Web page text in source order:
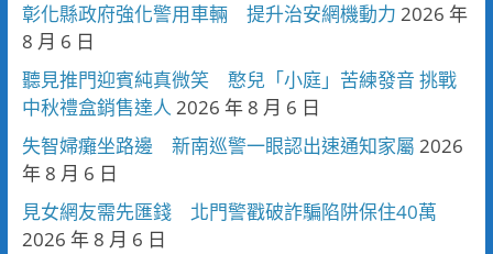
彰化縣政府強化警用車輛 提升治安網機動力 2026 年
8 月 6 日
聽見推門迎賓純真微笑 憨兒「小庭」苦練發音 挑戰
中秋禮盒銷售達人 2026 年 8 月 6 日
失智婦癱坐路邊 新南巡警一眼認出速通知家屬 2026
年 8 月 6 日
見女網友需先匯錢 北門警戳破詐騙陷阱保住40萬
2026 年 8 月 6 日